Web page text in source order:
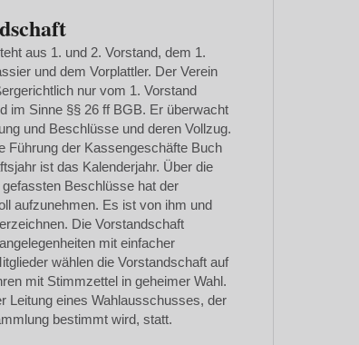
aus 1. und 2. Vorstand, dem 1.
und dem Vorplattler. Der Verein
nur vom 1. Vorstand
im Sinne §§ 26 ff BGB. Er überwacht
und Beschlüsse und deren Vollzug.
Führung der Kassengeschäfte Buch
ist das Kalenderjahr. Über die
Beschlüsse hat der
aufzunehmen. Es ist von ihm und
Die Vorstandschaft
mit einfacher
wählen die Vorstandschaft auf
mit Stimmzettel in geheimer Wahl.
Leitung eines Wahlausschusses, der
bestimmt wird, statt.